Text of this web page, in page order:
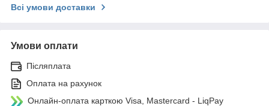
Всі умови доставки
Умови оплати
Післяплата
Оплата на рахунок
Онлайн-оплата карткою Visa, Mastercard - LiqPay